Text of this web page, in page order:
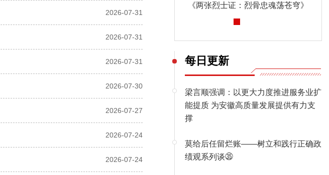
2026-07-31
2026-07-31
2026-07-31
2026-07-30
2026-07-27
2026-07-24
2026-07-24
《两张烈士证：烈骨忠魂荡苍穹》
每日更新
梁言顺强调：以更大力度推进服务业扩
能提质 为安徽高质量发展提供有力支
撑
莫给后任留烂账——树立和践行正确政
绩观系列谈㉟